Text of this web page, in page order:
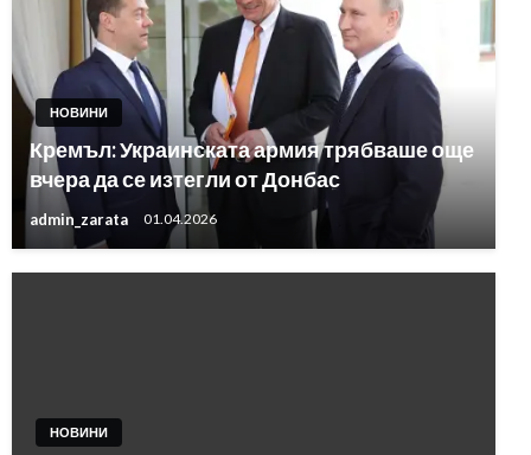
НОВИНИ
Кремъл: Украинската армия трябваше още
вчера да се изтегли от Донбас
admin_zarata 01.04.2026
НОВИНИ